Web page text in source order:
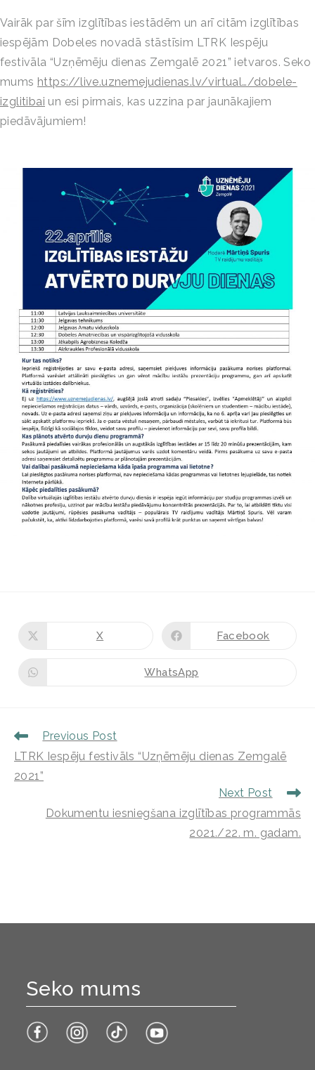
Vairāk par šīm izglītības iestādēm un arī citām izglītības
iespējām Dobeles novadā stāstīsim LTRK Iespēju
festivāla “Uzņēmēju dienas Zemgalē 2021” ietvaros. Seko
mums https://live.uznemejudienas.lv/virtual…/dobele-
izglitibai un esi pirmais, kas uzzina par jaunākajiem
piedāvājumiem!
X Facebook
WhatsApp
Previous Post
LTRK Iespēju festivāls “Uzņēmēju dienas Zemgalē
2021”
Next Post
Dokumentu iesniegšana izglītības programmās
2021./22. m. gadam.
Seko mums